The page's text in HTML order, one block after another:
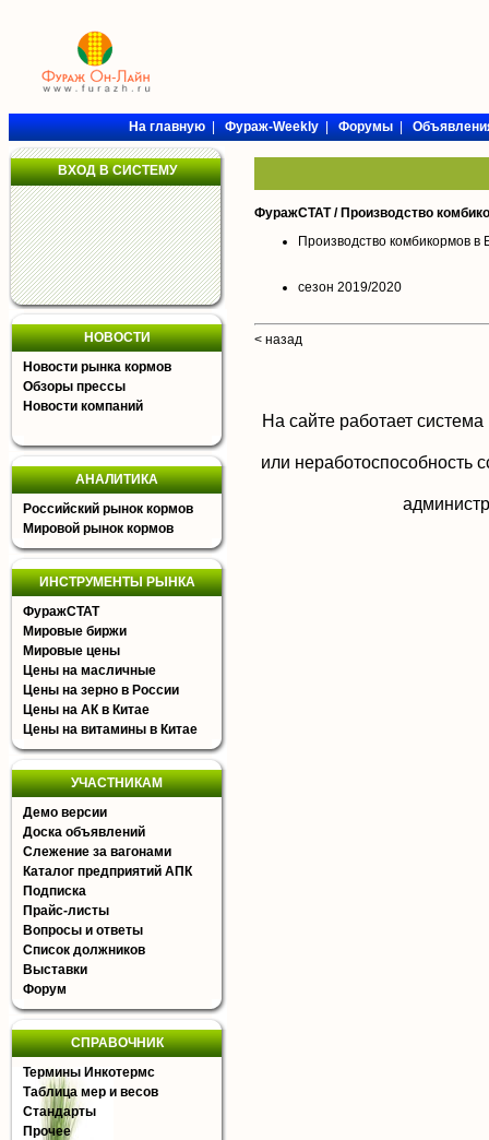
На главную|Фураж-Weekly|Форумы|
ВХОД В СИСТЕМУ
НОВОСТИ
Новости рынка кормов
Обзоры прессы
Новости компаний
АНАЛИТИКА
Российский рынок кормов
Мировой рынок кормов
ИНСТРУМЕНТЫ РЫНКА
ФуражСТАТ
Мировые биржи
Мировые цены
Цены на масличные
Цены на зерно в России
Цены на АК в Китае
Цены на витамины в Китае
УЧАСТНИКАМ
Демо версии
Доска объявлений
Слежение за вагонами
Каталог предприятий АПК
Подписка
Прайс-листы
Вопросы и ответы
Список должников
Выставки
Форум
СПРАВОЧНИК
Термины Инкотермс
Таблица мер и весов
Стандарты
Прочее
ФуражСТАТ / Производство
Производство комбикормов в
сезон 2019/2020
< назад
На сайте работает
или неработоспособность